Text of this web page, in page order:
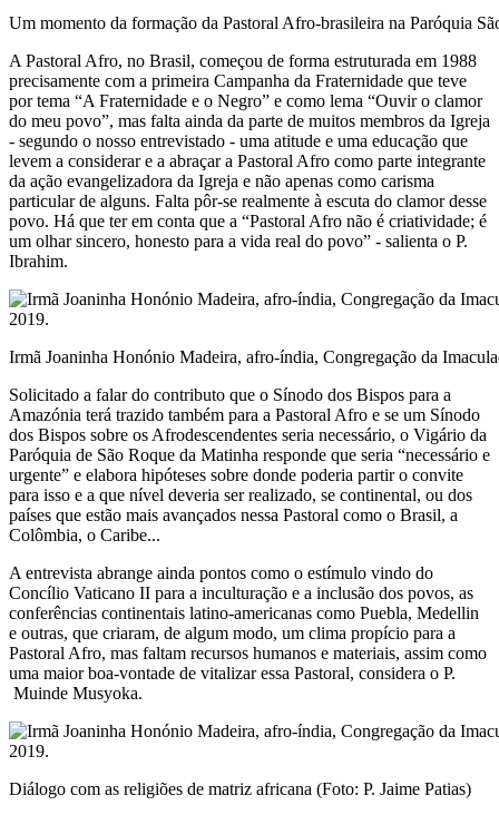
Um momento da formação da Pastoral Afro-brasileira na Paróquia
A Pastoral Afro, no Brasil, começou de forma estruturada em 1988
precisamente com a primeira Campanha da Fraternidade que teve
por tema “A Fraternidade e o Negro” e como lema “Ouvir o clamor
do meu povo”, mas falta ainda da parte de muitos membros da Igreja
- segundo o nosso entrevistado - uma atitude e uma educação que
levem a considerar e a abraçar a Pastoral Afro como parte integrante
da ação evangelizadora da Igreja e não apenas como carisma
particular de alguns. Falta pôr-se realmente à escuta do clamor desse
povo. Há que ter em conta que a “Pastoral Afro não é criatividade; é
um olhar sincero, honesto para a vida real do povo” - salienta o P.
Ibrahim.
Irmã Joaninha Honónio Madeira, afro-índia, Congregação da
Solicitado a falar do contributo que o Sínodo dos Bispos para a
Amazónia terá trazido também para a Pastoral Afro e se um Sínodo
dos Bispos sobre os Afrodescendentes seria necessário, o Vigário da
Paróquia de São Roque da Matinha responde que seria “necessário e
urgente” e elabora hipóteses sobre donde poderia partir o convite
para isso e a que nível deveria ser realizado, se continental, ou dos
países que estão mais avançados nessa Pastoral como o Brasil, a
Colômbia, o Caribe...
A entrevista abrange ainda pontos como o estímulo vindo do
Concílio Vaticano II para a inculturação e a inclusão dos povos, as
conferências continentais latino-americanas como Puebla, Medellin
e outras, que criaram, de algum modo, um clima propício para a
Pastoral Afro, mas faltam recursos humanos e materiais, assim como
uma maior boa-vontade de vitalizar essa Pastoral, considera o P.
Muinde Musyoka.
Diálogo com as religiões de matriz africana (Foto: P. Jaime Patias)